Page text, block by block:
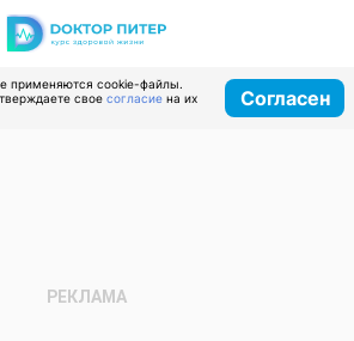
применяются cookie-файлы.
свое согласие на их
Согласен